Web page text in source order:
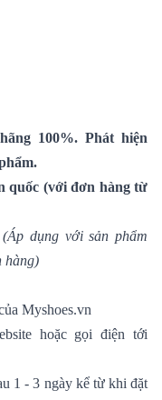
100%. Phát hiện
quốc (với đơn hàng từ
(Áp dụng với sản phẩm
hàng)
Myshoes.vn
hoặc gọi điện tới
1 - 3 ngày kể từ khi đặt